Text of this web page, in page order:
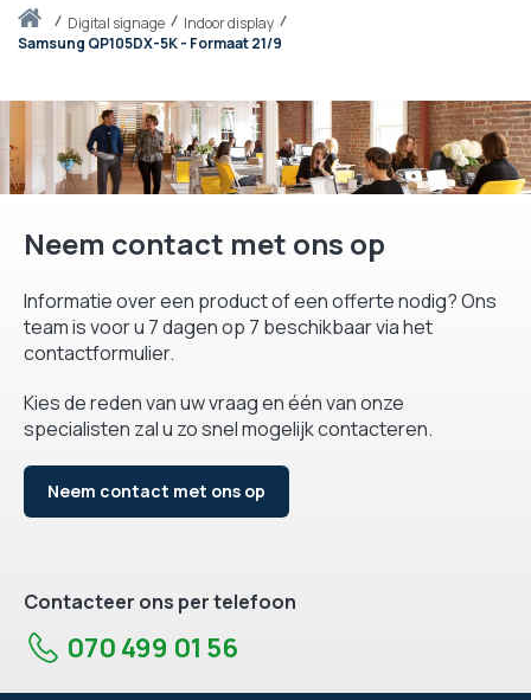
Thuisdigital signage
Indoor display
Samsung QP105DX-5K - Formaat 21/9
Neem contact met ons op
Informatie over een product of een offerte nodig? Ons
team is voor u 7 dagen op 7 beschikbaar via het
contactformulier.
Kies de reden van uw vraag en één van onze
specialisten zal u zo snel mogelijk contacteren.
Neem contact met ons op
Contacteer ons per telefoon
070 499 01 56